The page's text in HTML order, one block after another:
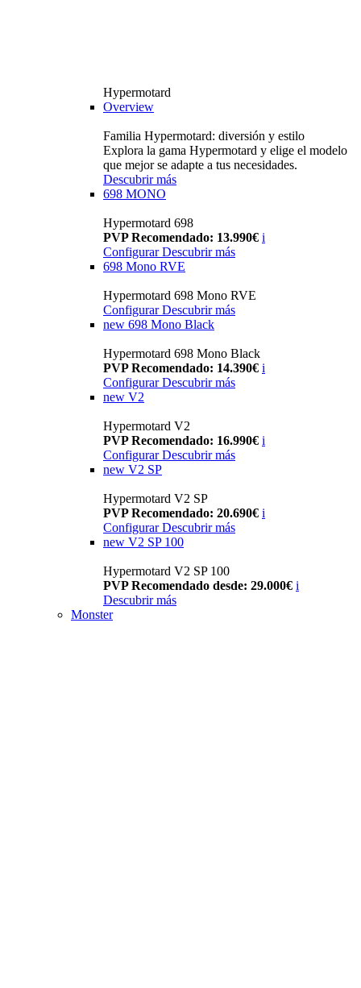
Hypermotard
Overview
Familia Hypermotard: diversión y estilo
Explora la gama Hypermotard y elige el modelo
que mejor se adapte a tus necesidades.
Descubrir más
698 MONO
Hypermotard 698
PVP Recomendado: 13.990€ i
ConfigurarDescubrir más
698 Mono RVE
Hypermotard 698 Mono RVE
Configurar Descubrir más
new 698 Mono Black
Hypermotard 698 Mono Black
PVP Recomendado: 14.390€ i
Configurar Descubrir más
new V2
Hypermotard V2
PVP Recomendado: 16.990€ i
Configurar Descubrir más
new V2 SP
Hypermotard V2 SP
PVP Recomendado: 20.690€ i
Configurar Descubrir más
new V2 SP 100
Hypermotard V2 SP 100
PVP Recomendado desde: 29.000€ i
Descubrir más
Monster